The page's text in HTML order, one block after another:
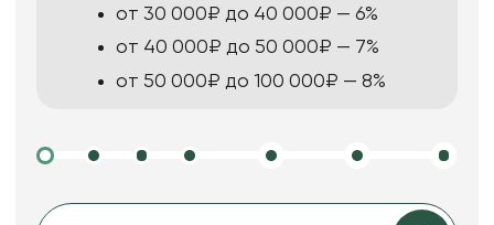
от 30 000₽ до 40 000₽ — 6%
от 40 000₽ до 50 000₽ — 7%
от 50 000₽ до 100 000₽ — 8%